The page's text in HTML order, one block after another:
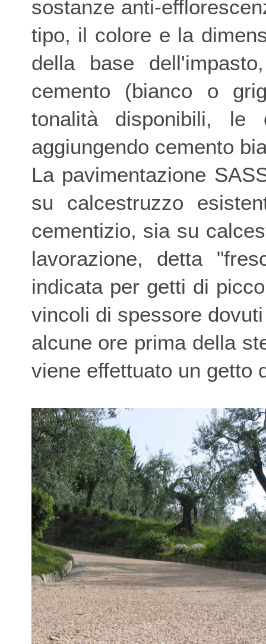
sostanze anti-
tipo, il colore e la
della base
cemento (bianco o
tonalità disponibili, le
aggiungendo cemento
La pavimentazione
su calcestruzzo
cementizio, sia su
lavorazione, detta
indicata per getti di
vincoli di spessore
alcune ore prima della
viene effettuato un getto